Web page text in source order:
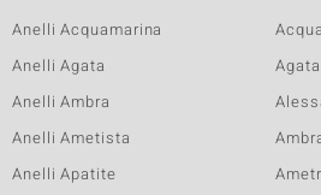
Anelli Acquamarina
Anelli Agata
Anelli Ambra
Anelli Ametista
Anelli Apatite
Agata